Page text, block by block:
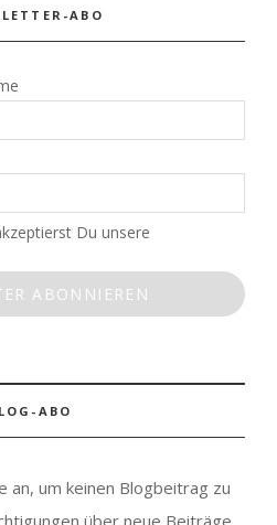
ABO
Du unsere
ABO
an, um keinen Blogbeitrag zu